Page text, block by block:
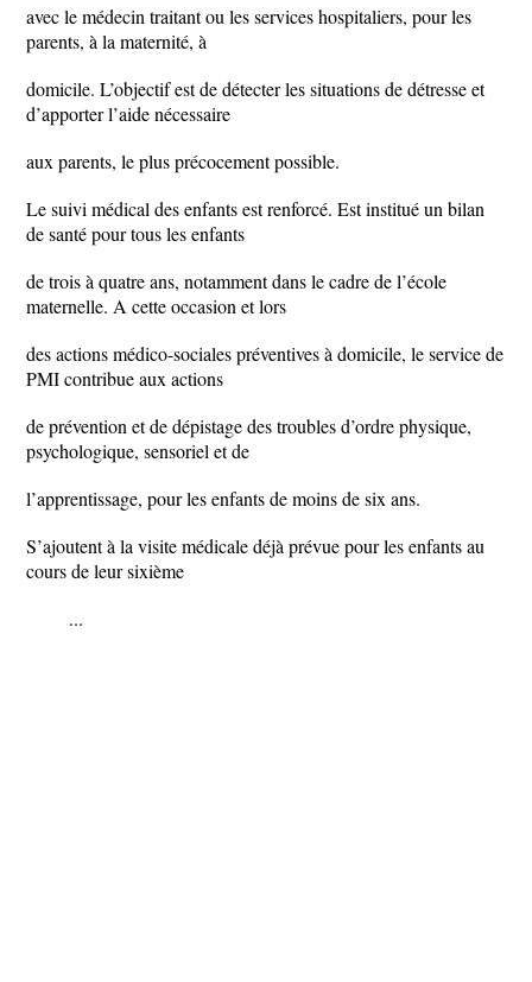
avec le médecin traitant ou les services hospitaliers, pour les
parents, à la maternité, à
domicile. L’objectif est de détecter les situations de détresse et
d’apporter l’aide nécessaire
aux parents, le plus précocement possible.
Le suivi médical des enfants est renforcé. Est institué un bilan
de santé pour tous les enfants
de trois à quatre ans, notamment dans le cadre de l’école
maternelle. A cette occasion et lors
des actions médico-sociales préventives à domicile, le service de
PMI contribue aux actions
de prévention et de dépistage des troubles d’ordre physique,
psychologique, sensoriel et de
l’apprentissage, pour les enfants de moins de six ans.
S’ajoutent à la visite médicale déjà prévue pour les enfants au
cours de leur sixième
...